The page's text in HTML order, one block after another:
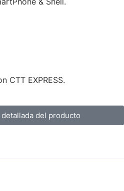
CTT EXPRESS.
del producto